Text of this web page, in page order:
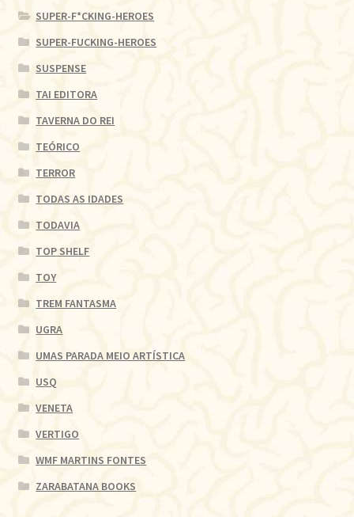
SUPER-F*CKING-HEROES
SUPER-FUCKING-HEROES
SUSPENSE
TAI EDITORA
TAVERNA DO REI
TEÓRICO
TERROR
TODAS AS IDADES
TODAVIA
TOP SHELF
TOY
TREM FANTASMA
UGRA
UMAS PARADA MEIO ARTÍSTICA
USQ
VENETA
VERTIGO
WMF MARTINS FONTES
ZARABATANA BOOKS